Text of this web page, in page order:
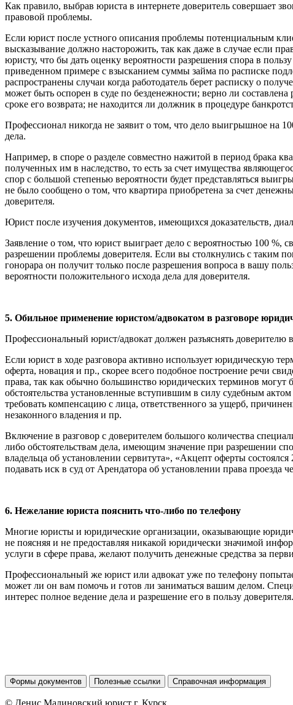
Как правило, выбрав юриста в интернете доверитель совершает
правовой проблемы.
Если юрист после устного описания проблемы потенциальным
высказывание должно насторожить, так как даже в случае если
юристу, что бы дать оценку вероятности разрешения спора в
приведенном примере с взысканием суммы займа по расписке
распространены случаи когда работодатель берет расписку о
может быть оспорен в суде по безденежности; верно ли
сроке его возврата; не находится ли должник в процедуре
Профессионал никогда не заявит о том, что дело выигрышное на
дела.
Например, в споре о разделе совместно нажитой в период брака
полученных им в наследство, то есть за счет имущества
спор с большой степенью вероятности будет представляться
не было сообщено о том, что квартира приобретена за счет
доверителя.
Юрист после изучения документов, имеющихся доказательств,
Заявление о том, что юрист выиграет дело с вероятностью 100 %,
разрешении проблемы доверителя. Если вы столкнулись с таким
гонорара он получит только после разрешения вопроса в вашу
вероятности положительного исхода дела для доверителя.
5. Обильное применение юристом/адвокатом в разговоре
Профессиональный юрист/адвокат должен разъяснять
Если юрист в ходе разговора активно использует юридическую
оферта, новация и пр., скорее всего подобное построение речи
права, так как обычно большинство юридических терминов
обстоятельства установленные вступившим в силу судебным
требовать компенсацию с лица, ответственного за ущерб,
незаконного владения и пр.
Включение в разговор с доверителем большого количества
либо обстоятельствам дела, имеющим значение при разрешении
владельца об установлении сервитута», «Акцепт оферты
подавать иск в суд от Арендатора об установлении права проезда
6. Нежелание юриста пояснить что-либо по телефону
Многие юристы и юридические организации, оказывающие
не поясняя и не предоставляя никакой юридически значимой
услуги в сфере права, желают получить денежные средства за
Профессиональный же юрист или адвокат уже по телефону
может ли он вам помочь и готов ли заниматься вашим делом.
интерес полное ведение дела и разрешение его в пользу доверителя.
Формы документов Полезные ссылки Справочная информация